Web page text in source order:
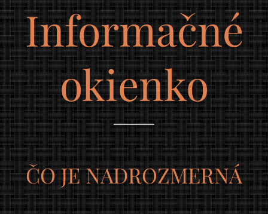
Informačné
okienko
ČO JE NADROZMERNÁ